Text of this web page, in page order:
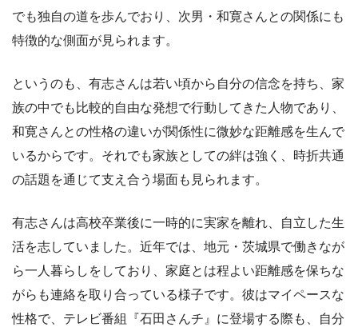
でも独自の道を歩んでおり、次男・和寛さんとの関係にも
特徴的な側面が見られます。
というのも、有志さんは若い頃から自分の信念を持ち、家
族の中でも比較的自由な発想で行動してきた人物であり、
和寛さんとの性格の違いが関係性に微妙な距離感を生んで
いるからです。それでも家族としての絆は強く、時折共通
の話題を通じて支え合う場面も見られます。
有志さんは高校卒業後に一時的に実家を離れ、自立した生
活を志していました。近年では、地元・茨城県で働きなが
ら一人暮らしをしており、家庭とは程よい距離感を保ちな
がらも連絡を取り合っている様子です。彼はマイペースな
性格で、テレビ番組『石田さんチ』に登場する際も、自分